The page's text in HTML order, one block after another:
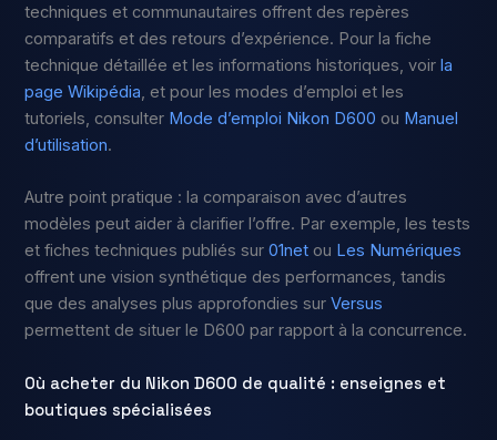
techniques et communautaires offrent des repères
comparatifs et des retours d’expérience. Pour la fiche
technique détaillée et les informations historiques, voirla
page Wikipédia, et pour les modes d’emploi et les
tutoriels, consulter Mode d’emploi Nikon D600 ou Manuel
d’utilisation.
Autre point pratique : la comparaison avec d’autres
modèles peut aider à clarifier l’offre. Par exemple, les tests
et fiches techniques publiés sur01net ou Les Numériques
offrent une vision synthétique des performances, tandis
que des analyses plus approfondies surVersus
permettent de situer le D600 par rapport à la concurrence.
Où acheter du Nikon D600 de qualité : enseignes et
boutiques spécialisées